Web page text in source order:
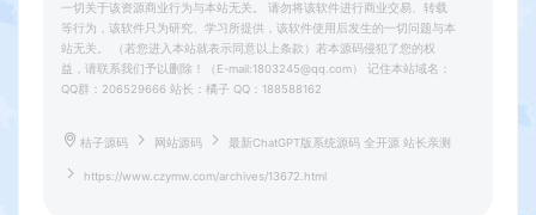
一切关于该资源商业行为与本站无关。 请勿将该软件进行商业交易、转载
等行为，该软件只为研究、学习所提供，该软件使用后发生的一切问题与本
站无关。 （若您进入本站就表示同意以上条款）若本源码侵犯了您的权
益，请联系我们予以删除！（E-mail:1803245@qq.com） 记住本站域名：
QQ群：206529666 站长：橘子 QQ：188588162
桔子源码 网站源码 最新ChatGPT版系统源码 全开源 站长亲测
https://www.czymw.com/archives/13672.html